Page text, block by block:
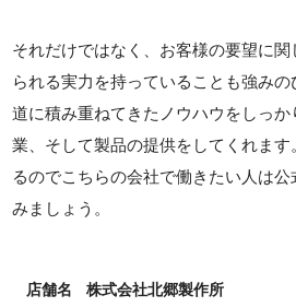
それだけではなく、お客様の要望に関
られる実力を持っていることも強み
道に積み重ねてきたノウハウをしっ
業、そして製品の提供をしてくれま
るのでこちらの会社で働きたい人は
みましょう。
店舗名 株式会社北郷製作所